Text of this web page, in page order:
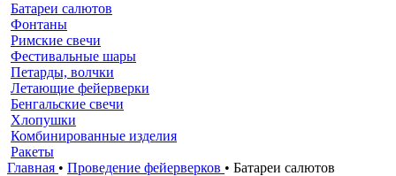
Батареи салютов
Фонтаны
Римские свечи
Фестивальные шары
Петарды, волчки
Летающие фейерверки
Бенгальские свечи
Хлопушки
Комбинированные изделия
Ракеты
Главная • Проведение фейерверков • Батареи салютов